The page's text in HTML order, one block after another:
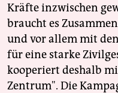
Kräfte inzwischen
braucht es
und vor allem mit
für eine starke
kooperiert deshalb
Zentrum". Die